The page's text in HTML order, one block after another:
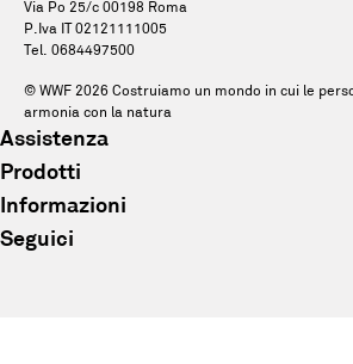
Via Po 25/c 00198 Roma
P.Iva IT 02121111005
Tel. 0684497500
© WWF 2026 Costruiamo un mondo in cui le
armonia con la natura
Assistenza
Tel. 0684497500
E-mail: pandagift@wwf.it
Prodotti
Abbigliamento
Accessori
Informazioni
Chi siamo
Seguici